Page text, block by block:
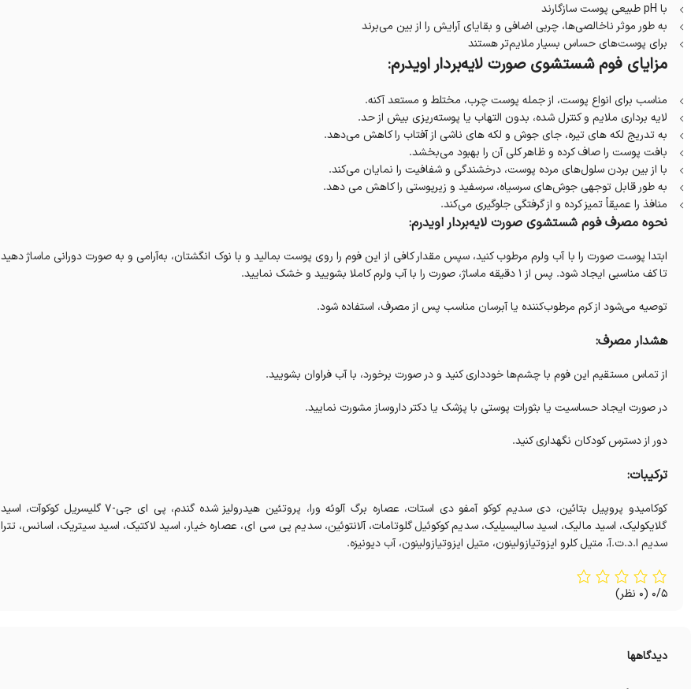
با pH طبیعی پوست سازگارند
به طور موثر ناخالصی‌ها، چربی اضافی و بقایای آرایش را از بین می‌برند
برای پوست‌های حساس بسیار ملایم‌تر هستند
مزایای فوم شستشوی صورت لایه‌بردار اویدرم:
مناسب برای انواع پوست، از جمله پوست چرب، مختلط و مستعد آکنه.
لایه برداری ملایم و کنترل شده، بدون التهاب یا پوسته‌ریزی بیش از حد.
به تدریج لکه های تیره، جای جوش و لکه های ناشی از آفتاب را کاهش می‌دهد.
بافت پوست را صاف کرده و ظاهر کلی آن را بهبود می‌بخشد.
با از بین بردن سلول‌های مرده پوست، درخشندگی و شفافیت را نمایان می‌کند.
به طور قابل توجهی جوش‌های سرسیاه، سرسفید و زیرپوستی را کاهش می دهد.
منافذ را عمیقاً تمیز کرده و از گرفتگی جلوگیری می‌کند.
نحوه مصرف فوم شستشوی صورت لایه‌بردار اویدرم:
ابتدا پوست صورت را با آب ولرم مرطوب کنید، سپس مقدار کافی از این فوم را روی پوست بمالید و با نوک انگشتان، به‌آرامی و به صورت دورانی ماساژ دهید
تا کف مناسبی ایجاد شود. پس از 1 دقیقه ماساژ، صورت را با آب ولرم کاملا بشویید و خشک‌ نمایید.
توصیه می‌شود از کرم مرطوب‌کننده یا آبرسان مناسب پس از مصرف، استفاده شود.
هشدار مصرف:
از تماس مستقیم این فوم با چشم‌ها خودداری کنید و در صورت برخورد، با آب فراوان بشویید.
در صورت ایجاد حساسیت یا بثورات پوستی با پزشک یا دکتر داروساز مشورت نمایید.
دور از دسترس کودکان نگهداری کنید.
ترکیبات:
کوکامیدو پروپیل بتائین، دی سدیم کوکو آمفو دی استات، عصاره برگ آلوئه ورا، پروتئین هیدرولیز شده گندم، پی ای جی-7 گلیسریل کوکوآت، اسید
گلایکولیک، اسید مالیک، اسید سالیسیلیک، سدیم کوکوئیل گلوتامات، آلانتوئین، سدیم پی سی ای، عصاره خیار، اسید لاکتیک، اسید سیتریک، اسانس، تترا
سدیم ا.د.ت.آ، متیل کلرو ایزوتیازولینون، متیل ایزوتیازولینون، آب دیونیزه.
0/5 (0 نظر)
دیدگاهها